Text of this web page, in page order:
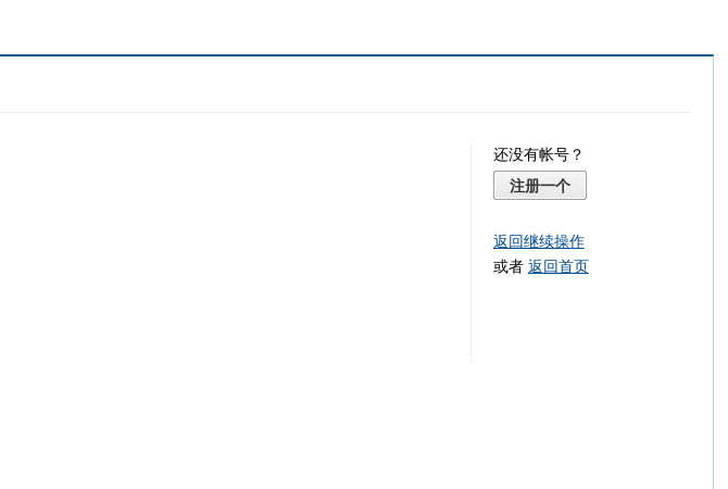
还没有帐号？
注册一个
返回继续操作
或者 返回首页